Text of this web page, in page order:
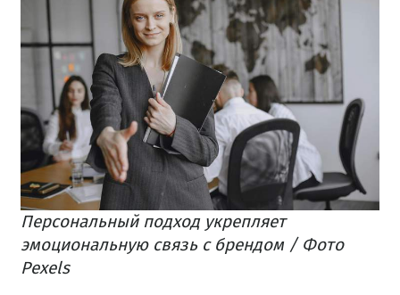
Персональный подход укрепляет
эмоциональную связь с брендом / Фото
Pexels